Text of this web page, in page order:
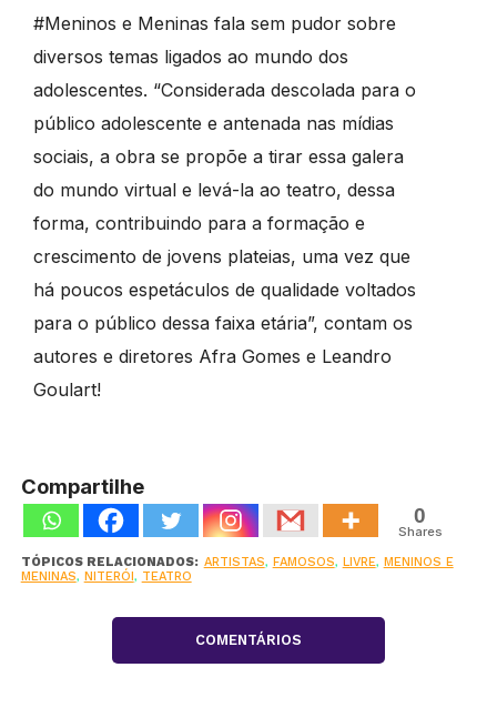
#Meninos e Meninas fala sem pudor sobre
diversos temas ligados ao mundo dos
adolescentes. “Considerada descolada para o
público adolescente e antenada nas mídias
sociais, a obra se propõe a tirar essa galera
do mundo virtual e levá-la ao teatro, dessa
forma, contribuindo para a formação e
crescimento de jovens plateias, uma vez que
há poucos espetáculos de qualidade voltados
para o público dessa faixa etária”, contam os
autores e diretores Afra Gomes e Leandro
Goulart!
Compartilhe
0
Shares
TÓPICOS RELACIONADOS: ARTISTAS, FAMOSOS, LIVRE, MENINOS E
MENINAS, NITERÓI, TEATRO
COMENTÁRIOS